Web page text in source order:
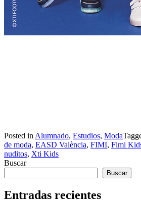
Posted in Alumnado, Estudios, Moda
de moda, EASD València, FIMI, Fimi
nuditos, Xti Kids
Buscar
Buscar
Entradas recientes